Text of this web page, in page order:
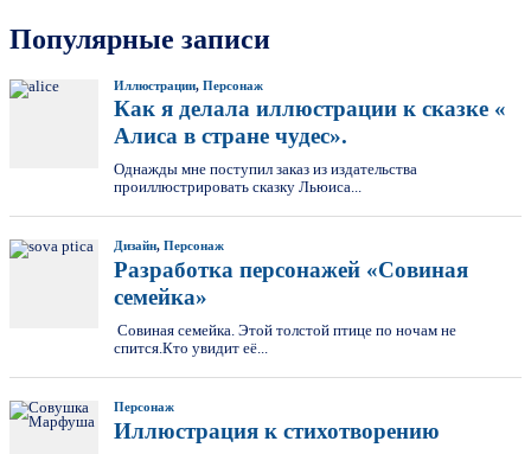
Популярные записи
Иллюстрации, Персонаж
Как я делала иллюстрации к сказке «
Алиса в стране чудес».
Однажды мне поступил заказ из издательства
проиллюстрировать сказку Льюиса...
Дизайн, Персонаж
Разработка персонажей «Совиная
семейка»
Совиная семейка. Этой толстой птице по ночам не
спится.Кто увидит её...
Персонаж
Иллюстрация к стихотворению